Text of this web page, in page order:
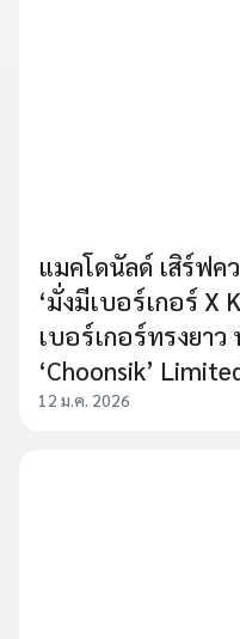
แมคโดนัลด์ เสิร์ฟ
‘มั่งมีเบอร์เกอร์ X
เบอร์เกอร์ทรงยา
‘Choonsik’
12 ม.ค. 2026